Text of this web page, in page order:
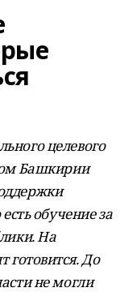
целевого
Башкирии
обучение за
На
готовится. До
не могли